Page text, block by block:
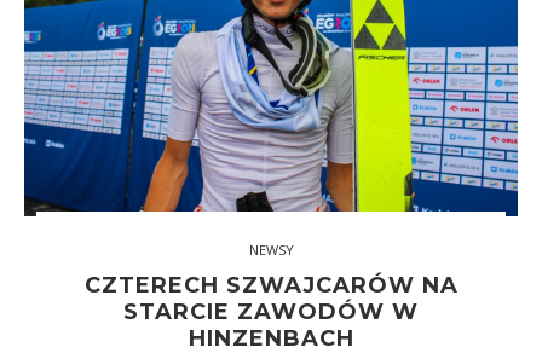
NEWSY
CZTERECH SZWAJCARÓW NA
STARCIE ZAWODÓW W
HINZENBACH